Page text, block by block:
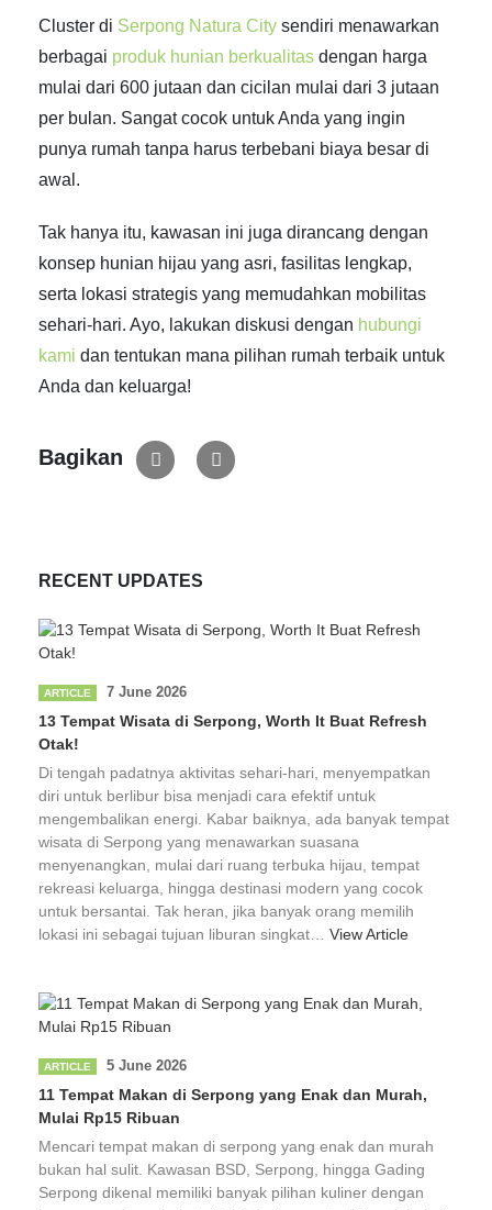
Cluster di Serpong Natura City sendiri menawarkan
berbagai produk hunian berkualitas dengan harga
mulai dari 600 jutaan dan cicilan mulai dari 3 jutaan
per bulan. Sangat cocok untuk Anda yang ingin
punya rumah tanpa harus terbebani biaya besar di
awal.
Tak hanya itu, kawasan ini juga dirancang dengan
konsep hunian hijau yang asri, fasilitas lengkap,
serta lokasi strategis yang memudahkan mobilitas
sehari-hari. Ayo, lakukan diskusi dengan hubungi
kami dan tentukan mana pilihan rumah terbaik untuk
Anda dan keluarga!
Bagikan
RECENT UPDATES
ARTICLE 7 June 2026
13 Tempat Wisata di Serpong, Worth It Buat Refresh
Otak!
Di tengah padatnya aktivitas sehari-hari, menyempatkan
diri untuk berlibur bisa menjadi cara efektif untuk
mengembalikan energi. Kabar baiknya, ada banyak tempat
wisata di Serpong yang menawarkan suasana
menyenangkan, mulai dari ruang terbuka hijau, tempat
rekreasi keluarga, hingga destinasi modern yang cocok
untuk bersantai. Tak heran, jika banyak orang memilih
lokasi ini sebagai tujuan liburan singkat… View Article
ARTICLE 5 June 2026
11 Tempat Makan di Serpong yang Enak dan Murah,
Mulai Rp15 Ribuan
Mencari tempat makan di serpong yang enak dan murah
bukan hal sulit. Kawasan BSD, Serpong, hingga Gading
Serpong dikenal memiliki banyak pilihan kuliner dengan